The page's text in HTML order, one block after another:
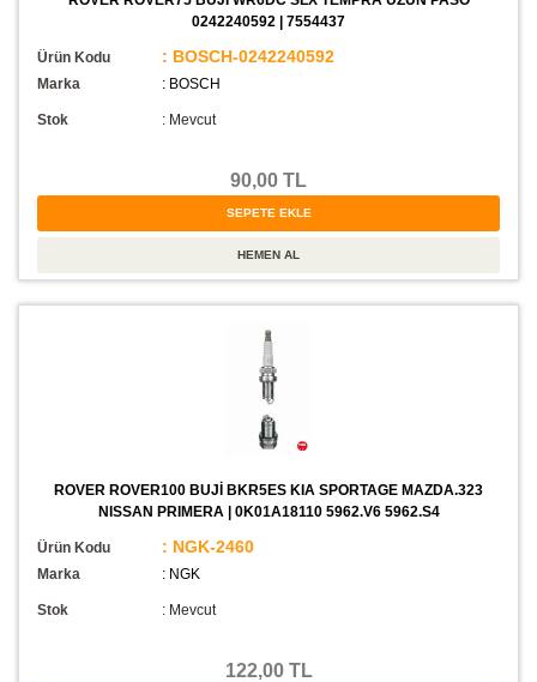
0242240592 | 7554437
Ürün Kodu : BOSCH-0242240592
Marka : BOSCH
Stok : Mevcut
90,00 TL
ROVER ROVER100 BUJİ BKR5ES KIA SPORTAGE MAZDA.323
NISSAN PRIMERA | 0K01A18110 5962.V6 5962.S4
Ürün Kodu : NGK-2460
Marka : NGK
Stok : Mevcut
122,00 TL